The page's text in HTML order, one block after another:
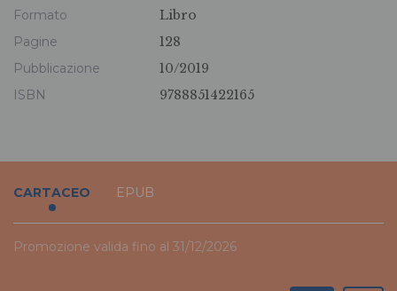
Formato
Libro
Pagine
128
Pubblicazione
10/2019
ISBN
9788851422165
CARTACEO EPUB
Promozione valida fino al 31/12/2026